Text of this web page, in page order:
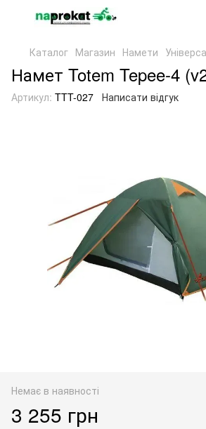
Каталог Магазин Намети
Намет Totem Tepee-4
Артикул: TTT-027 Написати відгук
Немає в наявності
3 255 грн